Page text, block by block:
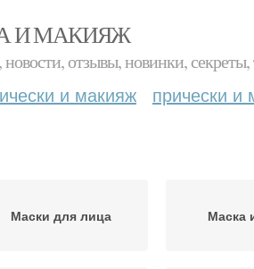
И МАКИЯЖ
отзывы, новинки, секреты,
и макияж прически
Маски для лица Маска